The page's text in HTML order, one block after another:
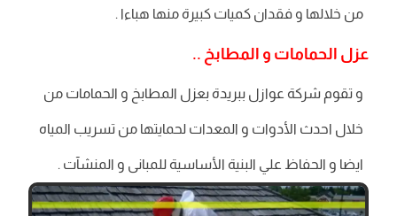
من خلالها و فقدان كميات كبيرة منها هباءا .
عزل الحمامات و المطابخ ..
و تقوم شركة عوازل ببريدة بعزل المطابخ و الحمامات من
خلال احدث الأدوات و المعدات لحمايتها من تسريب المياه
ايضا و الحفاظ علي البنية الأساسية للمبانى و المنشآت .